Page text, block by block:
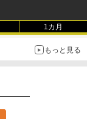
1カ月
もっと見る